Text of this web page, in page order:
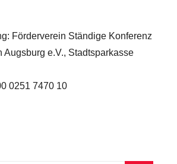
Förderverein Ständige Konferenz
Augsburg e.V., Stadtsparkasse
0251 7470 10